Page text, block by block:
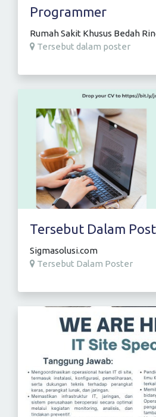
Programmer
Rumah Sakit Khusus Bedah
Tersebut dalam poster
Tersebut Dalam
Sigmasolusi.com
Tersebut Dalam Poster